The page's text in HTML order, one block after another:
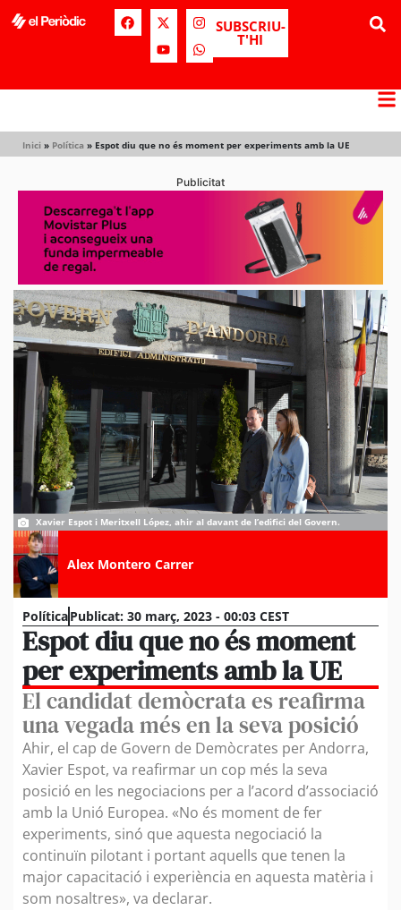
SUBSCRIU-
T'HI
Inici » Política » Espot diu que no és moment per experiments amb la UE
Publicitat
Xavier Espot i Meritxell López, ahir al davant de l’edifici del Govern.
Alex Montero Carrer
PolíticaPublicat: 30 març, 2023 - 00:03 CEST
Espot diu que no és moment
per experiments amb la UE
El candidat demòcrata es reafirma
una vegada més en la seva posició
Ahir, el cap de Govern de Demòcrates per Andorra,
Xavier Espot, va reafirmar un cop més la seva
posició en les negociacions per a l’acord d’associació
amb la Unió Europea. «No és moment de fer
experiments, sinó que aquesta negociació la
continuïn pilotant i portant aquells que tenen la
major capacitació i experiència en aquesta matèria i
som nosaltres», va declarar.